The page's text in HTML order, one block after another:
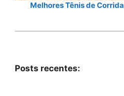
Melhores Tênis de Corrida
Posts recentes: